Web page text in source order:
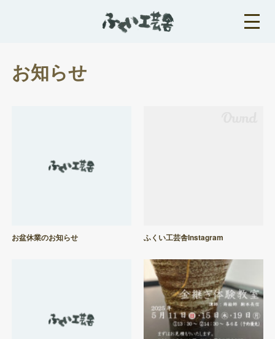
お知らせ
お盆休業のお知らせ ふくい工芸舎Instagram